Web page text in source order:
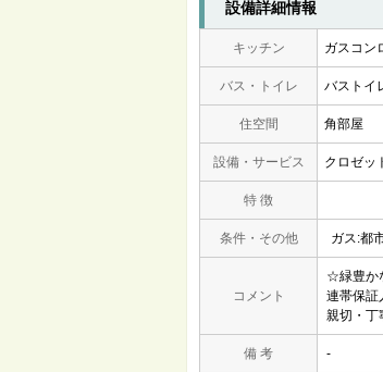
設備詳細情報
キッチン ガスコン
バス・トイレ バストイ
住空間 角部屋
設備・サービス クロゼッ
特 徴
条件・その他 ガス:都
コメント
☆緑豊か
連帯保証
親切・丁
備 考 -